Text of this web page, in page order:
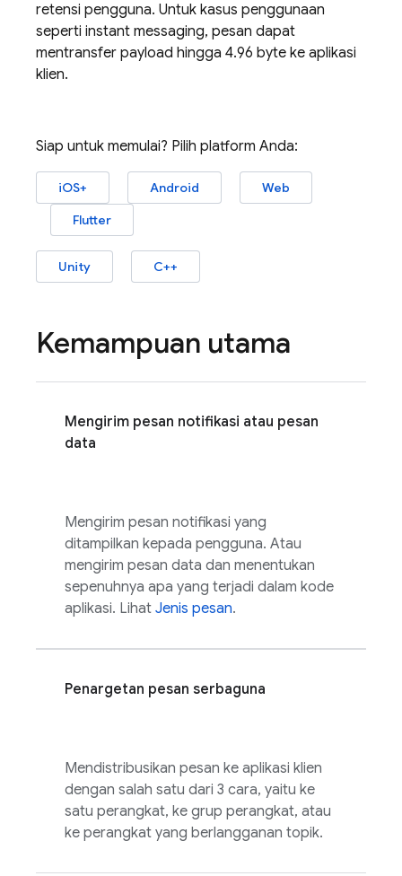
retensi pengguna. Untuk kasus penggunaan
seperti instant messaging, pesan dapat
mentransfer payload hingga 4.96 byte ke aplikasi
klien.
Siap untuk memulai? Pilih platform Anda:
iOS+ Android
Web
Flutter
Unity C++
Kemampuan utama
Mengirim pesan notifikasi atau pesan
data
Mengirim pesan notifikasi yang
ditampilkan kepada pengguna. Atau
mengirim pesan data dan menentukan
sepenuhnya apa yang terjadi dalam kode
aplikasi. Lihat Jenis pesan.
Penargetan pesan serbaguna
Mendistribusikan pesan ke aplikasi klien
dengan salah satu dari 3 cara, yaitu ke
satu perangkat, ke grup perangkat, atau
ke perangkat yang berlangganan topik.